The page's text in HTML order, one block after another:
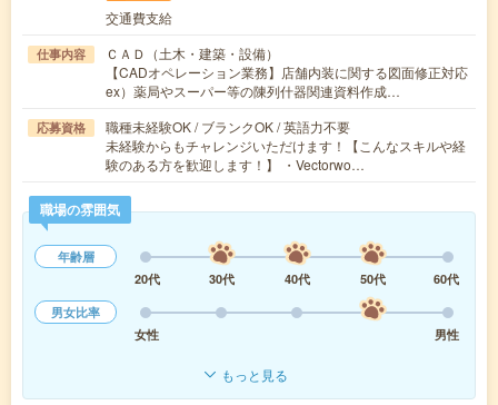
交通費支給
仕事内容
ＣＡＤ（土木・建築・設備）
【CADオペレーション業務】店舗内装に関する図面修正対応
ex）薬局やスーパー等の陳列什器関連資料作成…
応募資格
職種未経験OK / ブランクOK / 英語力不要
未経験からもチャレンジいただけます！【こんなスキルや経
験のある方を歓迎します！】 ・Vectorwo…
職場の雰囲気
年齢層
20代
30代 40代 50代
60代
男女比率
女性
男性
もっと見る